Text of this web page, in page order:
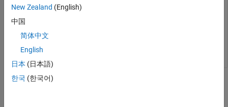
Output Arguments
New Zealand (English)
中国
简体中文
English
日本 (日本語)
한국 (한국어)